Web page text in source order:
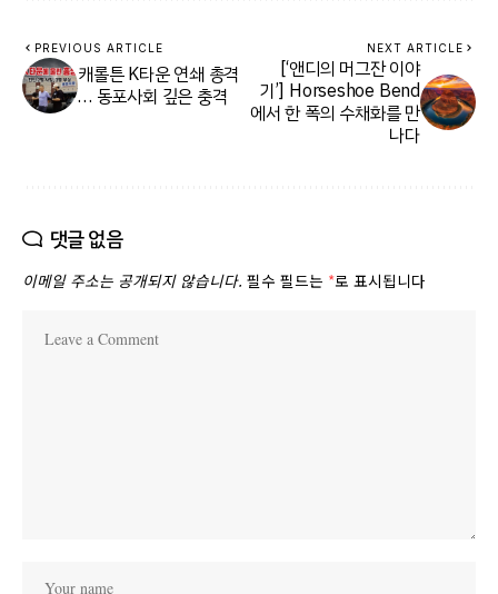
PREVIOUS ARTICLE
캐롤튼 K타운 연쇄 총격
… 동포사회 깊은 충격
NEXT ARTICLE
[‘앤디의 머그잔 이야
기’] Horseshoe Bend
에서 한 폭의 수채화를 만
나다
댓글 없음
이메일 주소는 공개되지 않습니다. 필수 필드는 *로 표시됩니다